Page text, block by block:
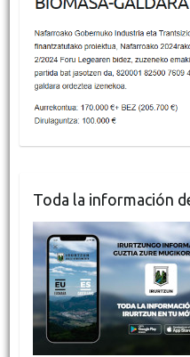
Toda la información